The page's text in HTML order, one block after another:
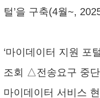
털’을 구축(4월~,
‘마이데이터 지원 포
조회 △전송요구 중
마이데이터 서비스